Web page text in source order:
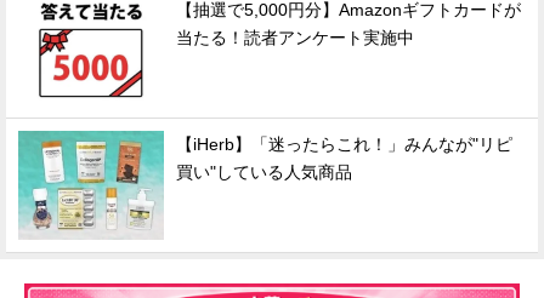
【抽選で5,000円分】Amazonギフトカードが
当たる！読者アンケート実施中
【iHerb】「迷ったらこれ！」みんなが"リピ
買い"している人気商品